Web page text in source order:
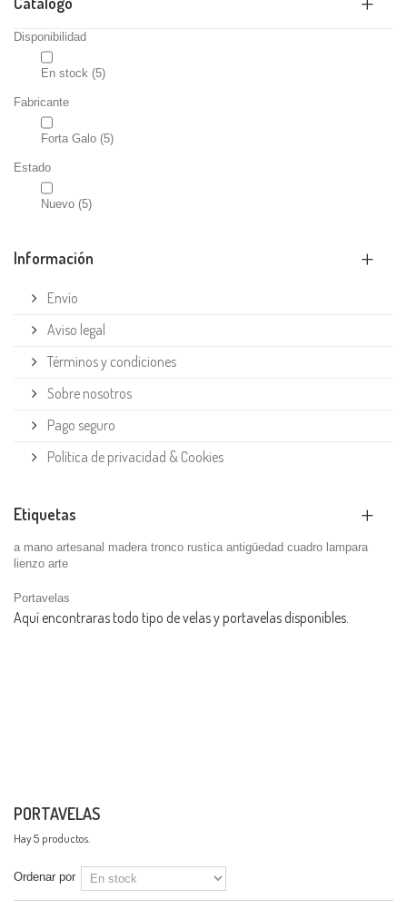
Disponibilidad
En stock (5)
Fabricante
Forta Galo (5)
Estado
Nuevo (5)
Información
Envío
Aviso legal
Términos y condiciones
Sobre nosotros
Pago seguro
Política de privacidad & Cookies
Etiquetas
a mano artesanal madera tronco rustica antigüedad cuadro lampara
lienzo arte
Portavelas
Aquí encontraras todo tipo de velas y portavelas disponibles.
PORTAVELAS
Hay 5 productos.
Ordenar por